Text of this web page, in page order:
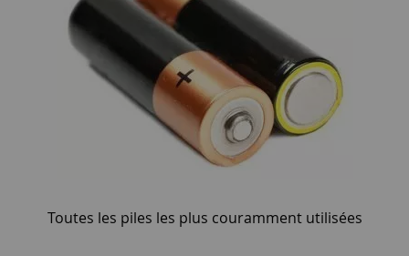
Toutes les piles les plus couramment utilisées